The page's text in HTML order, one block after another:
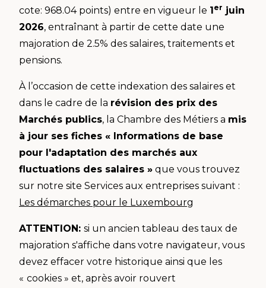
cote: 968.04 points) entre en vigueur le 1er juin
2026, entraînant à partir de cette date une
majoration de 2.5% des salaires, traitements et
pensions.
À l’occasion de cette indexation des salaires et
dans le cadre de la révision des prix des
Marchés publics, la Chambre des Métiers a mis
à jour ses fiches « Informations de base
pour l'adaptation des marchés aux
fluctuations des salaires » que vous trouvez
sur notre site Services aux entreprises suivant :
Les démarches pour le Luxembourg
ATTENTION: si un ancien tableau des taux de
majoration s'affiche dans votre navigateur, vous
devez effacer votre historique ainsi que les
« cookies » et, après avoir rouvert